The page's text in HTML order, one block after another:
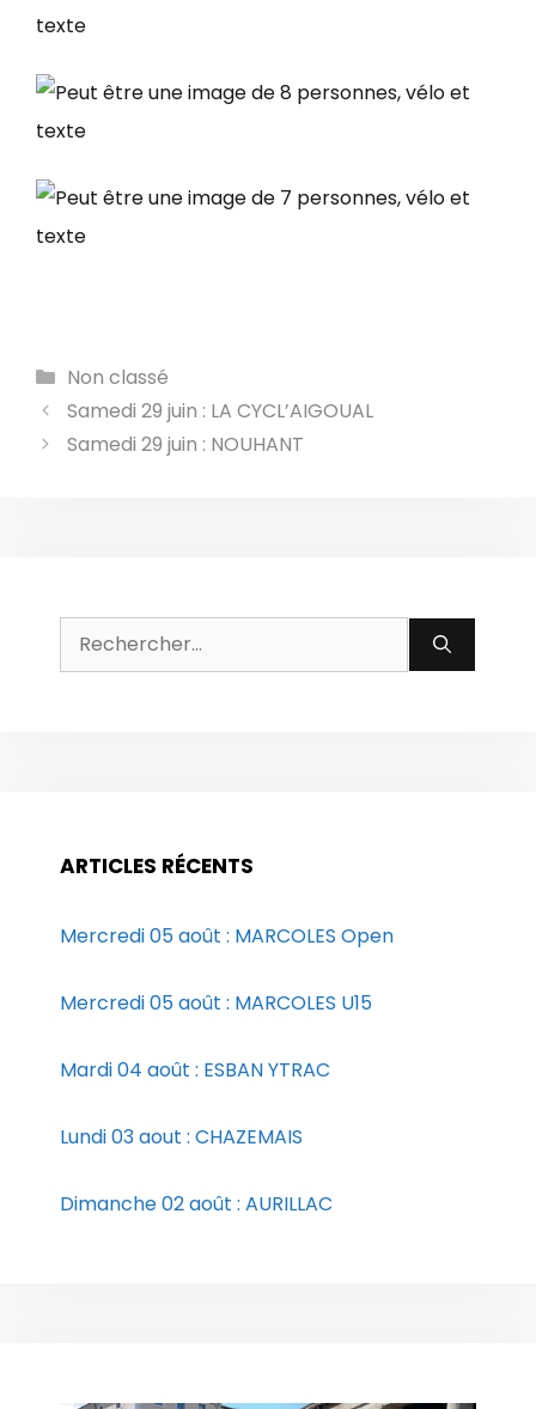
Catégories
Non classé
Samedi 29 juin : LA CYCL’AIGOUAL
Samedi 29 juin : NOUHANT
Rechercher :
ARTICLES RÉCENTS
Mercredi 05 août : MARCOLES Open
Mercredi 05 août : MARCOLES U15
Mardi 04 août : ESBAN YTRAC
Lundi 03 aout : CHAZEMAIS
Dimanche 02 août : AURILLAC